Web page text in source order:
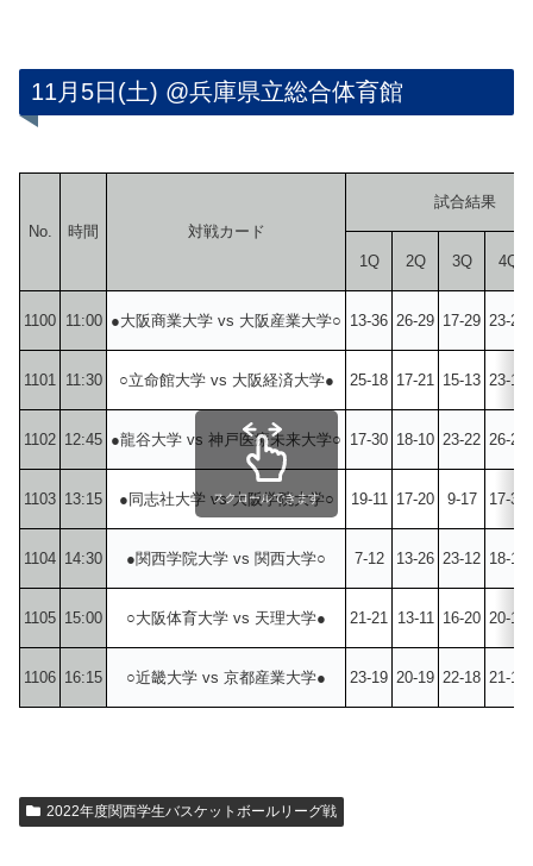
11月5日(土) @兵庫県立総合体育館
No. 時間 対戦カード
試合結果
1Q 2Q 3Q 4Q
1100 11:00 ●大阪商業大学 vs 大阪産業大学○ 13-36 26-29 17-29 23-21
1101 11:30 ○立命館大学 vs 大阪経済大学● 25-18 17-21 15-13 23-17
1102 12:45 ●龍谷大学 vs 神戸医療未来大学○ 17-30 18-10 23-22 26-26
1103 13:15 ●同志社大学 vs 大阪学院大学○ 19-11 17-20 9-17 17-33
1104 14:30 ●関西学院大学 vs 関西大学○ 7-12 13-26 23-12 18-13
1105 15:00 ○大阪体育大学 vs 天理大学● 21-21 13-11 16-20 20-13
1106 16:15 ○近畿大学 vs 京都産業大学● 23-19 20-19 22-18 21-13
スクロールできます
2022年度関西学生バスケットボールリーグ戦